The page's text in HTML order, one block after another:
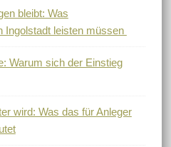
bleibt: Was
Ingolstadt leisten müssen
Warum sich der Einstieg
wird: Was das für Anleger